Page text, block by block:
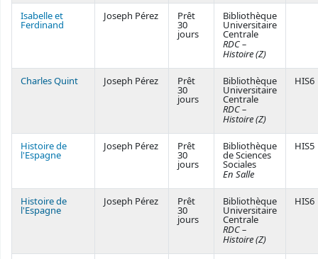
Isabelle et
Ferdinand
Joseph Pérez Prêt
30
jours
Bibliothèque
Universitaire
Centrale
RDC –
Histoire (Z)
Charles Quint Joseph Pérez Prêt
30
jours
Bibliothèque
Universitaire
Centrale
RDC –
Histoire (Z)
HIS6
Histoire de
l'Espagne
Joseph Pérez Prêt
30
jours
Bibliothèque
de Sciences
Sociales
En Salle
HIS5
Histoire de
l'Espagne
Joseph Pérez Prêt
30
jours
Bibliothèque
Universitaire
Centrale
RDC –
Histoire (Z)
HIS6